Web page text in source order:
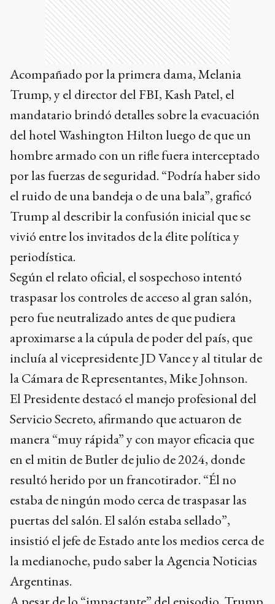
Acompañado por la primera dama, Melania
Trump, y el director del FBI, Kash Patel, el
mandatario brindó detalles sobre la evacuación
del hotel Washington Hilton luego de que un
hombre armado con un rifle fuera interceptado
por las fuerzas de seguridad. “Podría haber sido
el ruido de una bandeja o de una bala”, graficó
Trump al describir la confusión inicial que se
vivió entre los invitados de la élite política y
periodística.
Según el relato oficial, el sospechoso intentó
traspasar los controles de acceso al gran salón,
pero fue neutralizado antes de que pudiera
aproximarse a la cúpula de poder del país, que
incluía al vicepresidente JD Vance y al titular de
la Cámara de Representantes, Mike Johnson.
El Presidente destacó el manejo profesional del
Servicio Secreto, afirmando que actuaron de
manera “muy rápida” y con mayor eficacia que
en el mitin de Butler de julio de 2024, donde
resultó herido por un francotirador. “Él no
estaba de ningún modo cerca de traspasar las
puertas del salón. El salón estaba sellado”,
insistió el jefe de Estado ante los medios cerca de
la medianoche, pudo saber la Agencia Noticias
Argentinas.